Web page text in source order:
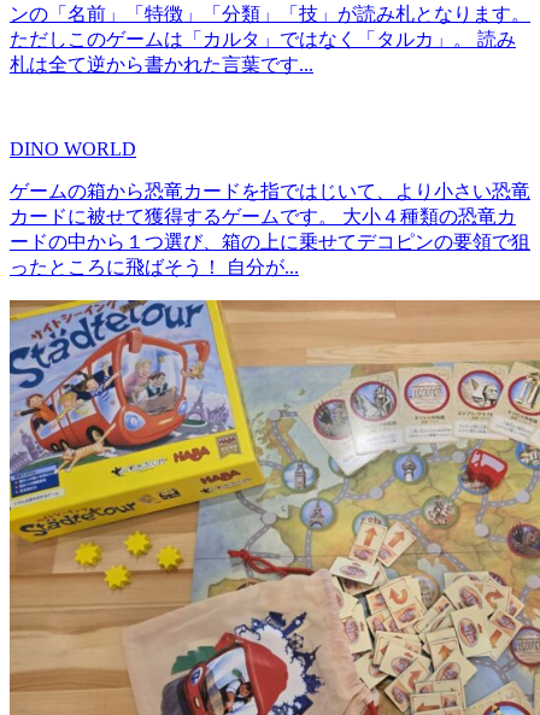
ンの「名前」「特徴」「分類」「技」が読み札となります。
ただしこのゲームは「カルタ」ではなく「タルカ」。 読み
札は全て逆から書かれた言葉です...
DINO WORLD
ゲームの箱から恐竜カードを指ではじいて、より小さい恐竜
カードに被せて獲得するゲームです。 大小４種類の恐竜カ
ードの中から１つ選び、箱の上に乗せてデコピンの要領で狙
ったところに飛ばそう！ 自分が...